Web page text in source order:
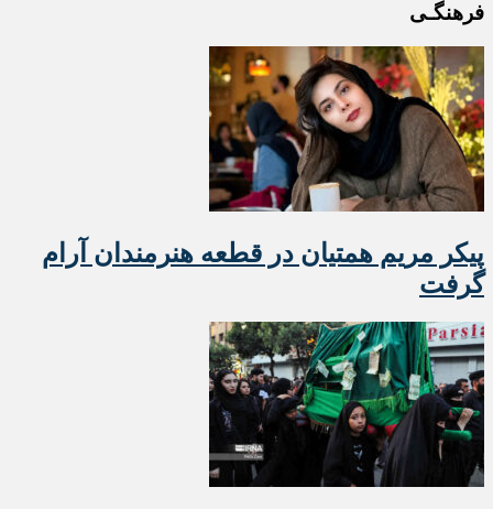
فرهنگـی
پیکر مریم همتیان در قطعه هنرمندان آرام
گرفت